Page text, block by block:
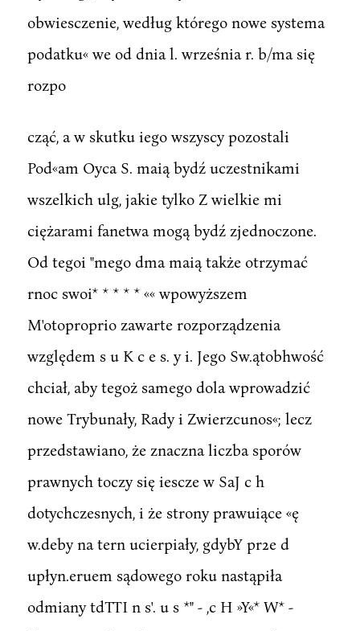
obwiesczenie, według którego nowe systema
podatku« we od dnia l. września r. b/ma się
rozpo
cząć, a w skutku iego wszyscy pozostali
Pod«am Oyca S. maią bydź uczestnikami
wszelkich ulg, jakie tylko Z wielkie mi
ciężarami fanetwa mogą bydź zjednoczone.
Od tegoi "mego dma maią także otrzymać
rnoc swoi* * * * * «« wpowyższem
M'otoproprio zawarte rozporządzenia
względem s u K c e s. y i. Jego Sw.ątobhwość
chciał, aby tegoż samego dola wprowadzić
nowe Trybunały, Rady i Zwierzcunos«; lecz
przedstawiano, że znaczna liczba sporów
prawnych toczy się iescze w SaJ c h
dotychczesnych, i że strony prawuiące «ę
w.deby na tern ucierpiały, gdybY pr2e d
upłyn.eruem sądowego roku nastąpiła
odmiany tdTTI n s'. u s *" - ,c H »Y«* W* -